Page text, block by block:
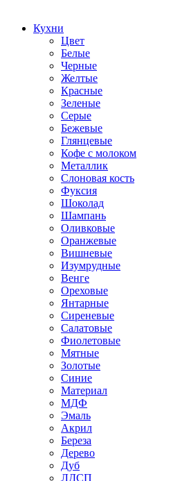
Кухни
Цвет
Белые
Черные
Желтые
Красные
Зеленые
Серые
Бежевые
Глянцевые
Кофе с молоком
Металлик
Слоновая кость
Фуксия
Шоколад
Шампань
Оливковые
Оранжевые
Вишневые
Изумрудные
Венге
Ореховые
Янтарные
Сиреневые
Салатовые
Фиолетовые
Мятные
Золотые
Синие
Материал
МДФ
Эмаль
Акрил
Береза
Дерево
Дуб
ЛДСП